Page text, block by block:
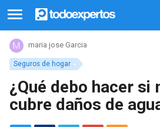
Seguros de hogar
maria jose Garcia
¿Qué debo hacer si
cubre daños de